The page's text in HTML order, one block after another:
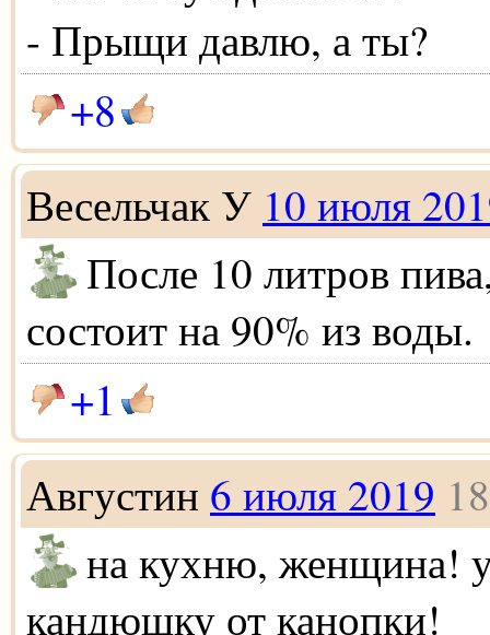
- Прыщи давлю, а ты?
+8
Весельчак У 10 июля
После 10 литров
состоит на 90% из воды.
+1
Августин 6 июля 2019
на кухню, женщина!
кандюшку от канопки!